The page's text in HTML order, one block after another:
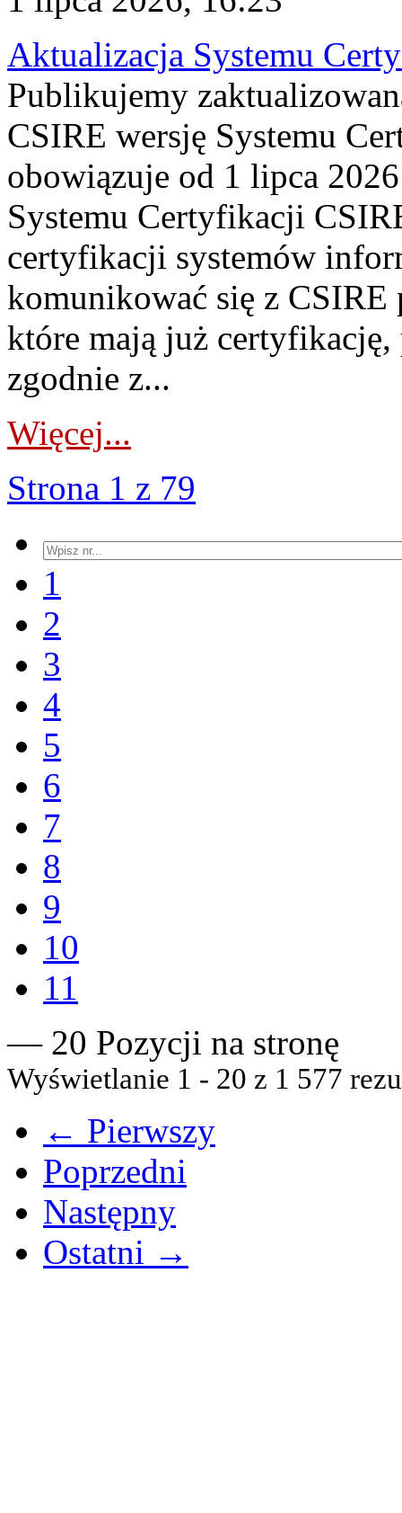
Aktualizacja Systemu
Publikujemy
CSIRE wersję Systemu
obowiązuje od 1 lipca
Systemu Certyfikacji
certyfikacji systemów
komunikować się z
które mają już
zgodnie z...
Więcej...
Strona 1 z 79
1
2
3
4
5
6
7
8
9
10
11
— 20 Pozycji na stronę
Wyświetlanie 1 - 20 z 1 577
← Pierwszy
Poprzedni
Następny
Ostatni →